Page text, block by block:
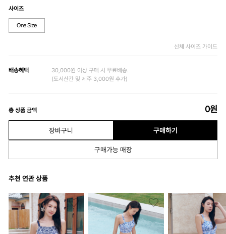
사이즈
One Size
신체 사이즈 가이드
배송혜택
30,000원 이상 구매 시 무료배송.
(도서산간 및 제주 3,000원 추가)
총 상품 금액 0원
장바구니 구매하기
구매가능 매장
추천 연관 상품